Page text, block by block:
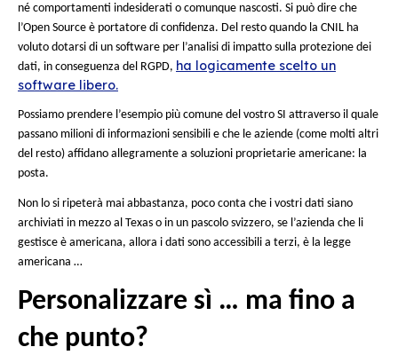
una funzione non prevista inizialmente, è finito. In questo
l’Open Source parte con un vantaggio temporale sui suoi
proprietari: la filosofia di sviluppo è subito aperta, orientata
condivisione, al rispetto degli standard, all’apertura e allo
innovazione.
L’azienda può sviluppare la piattaforma introno alla propria
beneficiando di fondazioni e di soluzioni già testate e
controllo la compatibilità e l’interoperabilità delle proprie
In breve, l’Open Source permette di accedere
rapidamente! (sorgente)
E la sicurezza in tutto ciò?
L’Open Source è ancora oggi incollato all’immagine di un